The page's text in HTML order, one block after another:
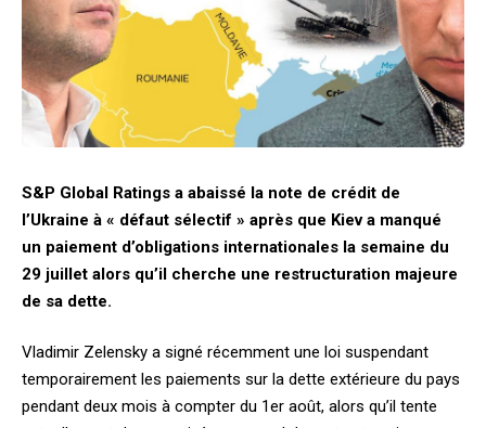
S&P Global Ratings a abaissé la note de crédit de
l’Ukraine à « défaut sélectif » après que Kiev a manqué
un paiement d’obligations internationales la semaine du
29 juillet alors qu’il cherche une restructuration majeure
de sa dette.
Vladimir Zelensky a signé récemment une loi suspendant
temporairement les paiements sur la dette extérieure du pays
pendant deux mois à compter du 1er août, alors qu’il tente